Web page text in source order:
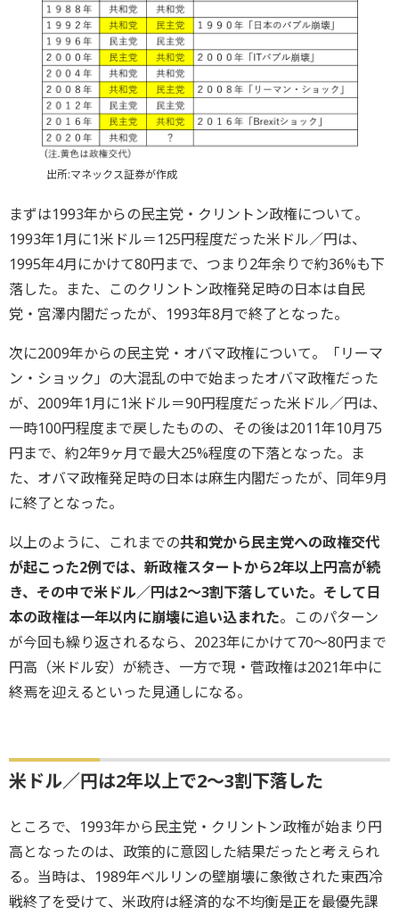
出所:マネックス証券が作成
まずは1993年からの民主党・クリントン政権について。
1993年1月に1米ドル＝125円程度だった米ドル／円は、
1995年4月にかけて80円まで、つまり2年余りで約36%も下
落した。また、このクリントン政権発足時の日本は自民
党・宮澤内閣だったが、1993年8月で終了となった。
次に2009年からの民主党・オバマ政権について。「リーマ
ン・ショック」の大混乱の中で始まったオバマ政権だった
が、2009年1月に1米ドル＝90円程度だった米ドル／円は、
一時100円程度まで戻したものの、その後は2011年10月75
円まで、約2年9ヶ月で最大25%程度の下落となった。ま
た、オバマ政権発足時の日本は麻生内閣だったが、同年9月
に終了となった。
以上のように、これまでの共和党から民主党への政権交代
が起こった2例では、新政権スタートから2年以上円高が続
き、その中で米ドル／円は2～3割下落していた。そして日
本の政権は一年以内に崩壊に追い込まれた。このパターン
が今回も繰り返されるなら、2023年にかけて70～80円まで
円高（米ドル安）が続き、一方で現・菅政権は2021年中に
終焉を迎えるといった見通しになる。
米ドル／円は2年以上で2～3割下落した
ところで、1993年から民主党・クリントン政権が始まり円
高となったのは、政策的に意図した結果だったと考えられ
る。当時は、1989年ベルリンの壁崩壊に象徴された東西冷
戦終了を受けて、米政府は経済的な不均衡是正を最優先課